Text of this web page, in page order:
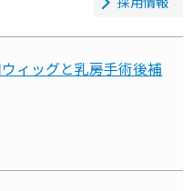
ィッグと乳房手術後補